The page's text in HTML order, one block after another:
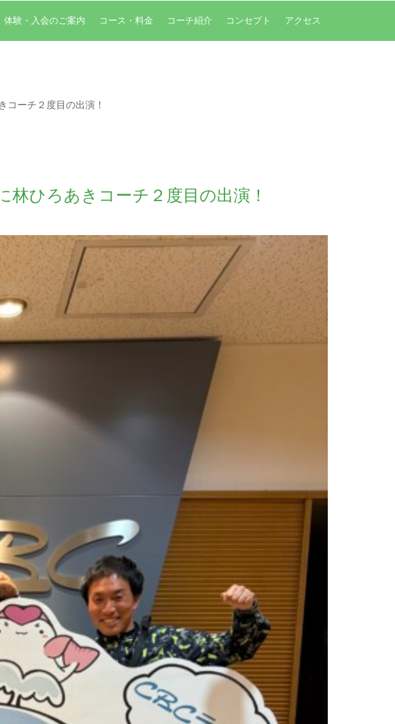
体験・入会のご案内 コース・料金 コーチ紹介 コンセプト アクセス
コーチ２度目の出演！
ひろあきコーチ２度目の出演！